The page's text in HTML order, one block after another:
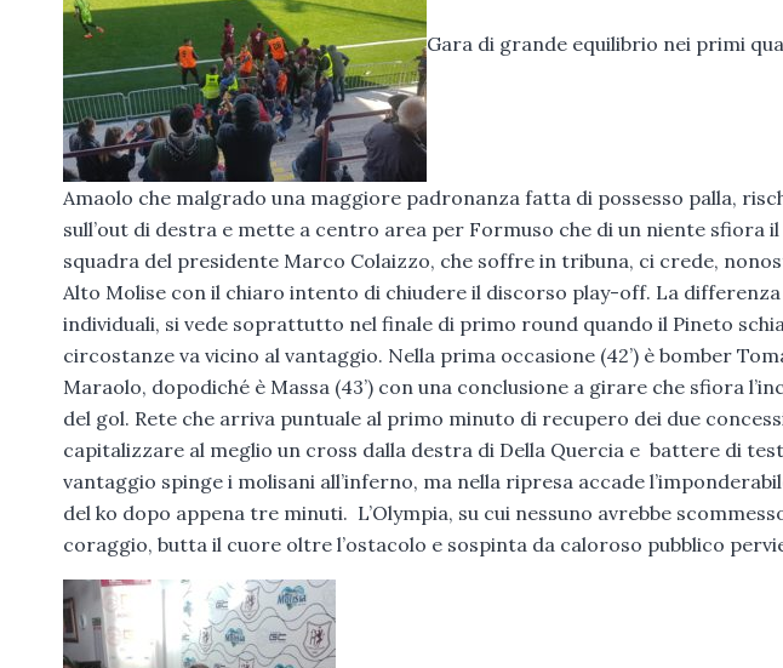
Gara di grande equilibrio nei primi
Amaolo che malgrado una maggiore padronanza fatta di possesso palla,
sull’out di destra e mette a centro area per Formuso che di un niente sfiora
squadra del presidente Marco Colaizzo, che soffre in tribuna, ci crede,
Alto Molise con il chiaro intento di chiudere il discorso play-off. La
individuali, si vede soprattutto nel finale di primo round quando il Pineto
circostanze va vicino al vantaggio. Nella prima occasione (42’) è bomber
Maraolo, dopodiché è Massa (43’) con una conclusione a girare che sfiora
del gol. Rete che arriva puntuale al primo minuto di recupero dei due
capitalizzare al meglio un cross dalla destra di Della Quercia e battere di
vantaggio spinge i molisani all’inferno, ma nella ripresa accade
del ko dopo appena tre minuti. L’Olympia, su cui nessuno avrebbe
coraggio, butta il cuore oltre l’ostacolo e sospinta da caloroso pubblico